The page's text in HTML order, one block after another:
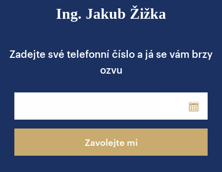
Ing. Jakub Žižka
Zadejte své telefonní číslo a já se vám brzy
ozvu
Zavolejte mi